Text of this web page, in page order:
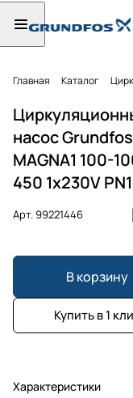
Главная Каталог
насос Grundfos
MAGNA1 100-
450 1x230V
Арт.99221446
В корзину
Купить в 1
Характеристики